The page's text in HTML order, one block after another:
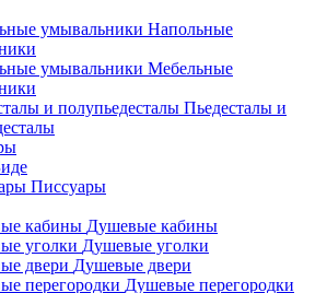
Напольные
Мебельные
Пьедесталы и
Писсуары
Душевые кабины
Душевые уголки
Душевые двери
Душевые перегородки